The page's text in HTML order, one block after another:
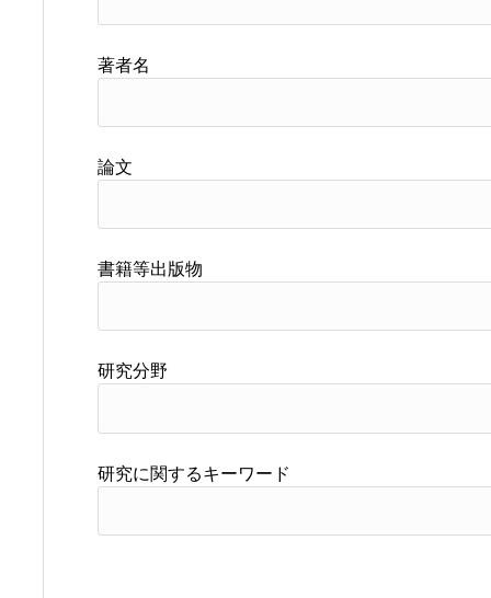
著者名
論文
書籍等出版物
研究分野
研究に関するキーワード